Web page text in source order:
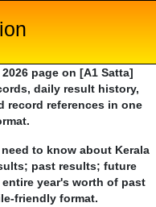
page on [A1 Satta]
daily result history,
record references in one
to know about Kerala
past results; future
year's worth of past
friendly format.